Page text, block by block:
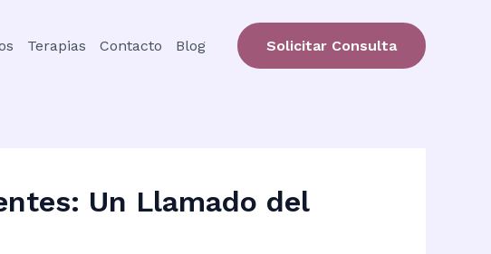
Terapias Contacto Blog Solicitar Consulta
Un Llamado del